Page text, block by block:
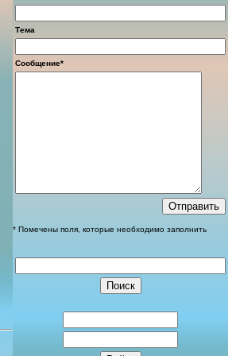
Тема
Сообщение*
* Помечены поля, которые необходимо заполнить